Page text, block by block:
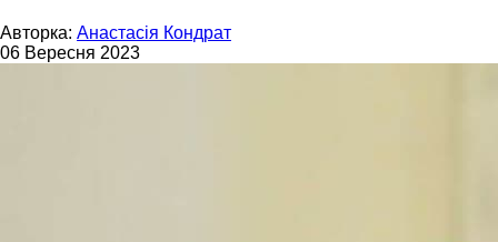
Авторка: Анастасія Кондрат
06 Вересня 2023